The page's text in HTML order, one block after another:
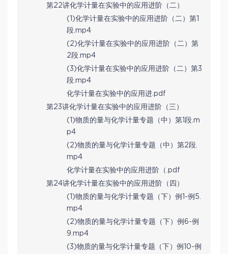
第22讲化学计量在实验中的应用进阶（二）
(1)化学计量在实验中的应用进阶（二）第1
段.mp4
(2)化学计量在实验中的应用进阶（二）第
2段.mp4
(3)化学计量在实验中的应用进阶（二）第3
段.mp4
化学计量在实验中的应用进.pdf
第23讲化学计量在实验中的应用进阶（三）
(1)物质的量与化学计量专题（中）第1段.m
p4
(2)物质的量与化学计量专题（中）第2段.
mp4
化学计量在实验中的应用进阶（.pdf
第24讲化学计量在实验中的应用进阶（四）
(1)物质的量与化学计量专题（下）例1-例5.
mp4
(2)物质的量与化学计量专题（下）例6-例
9.mp4
(3)物质的量与化学计量专题（下）例10-例